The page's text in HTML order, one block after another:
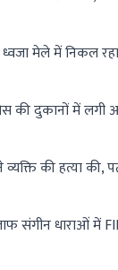
मेले में निकल
दुकानों में लगी
की हत्या
धाराओं में